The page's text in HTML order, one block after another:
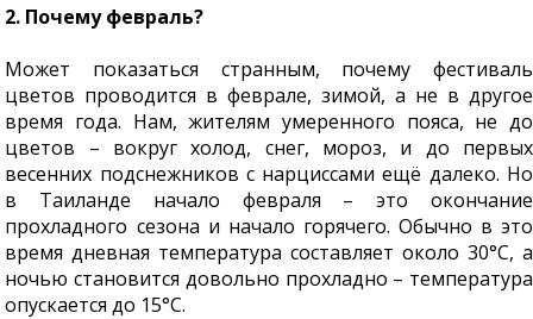
2. Почему февраль?
Может показаться странным, почему фестиваль
цветов проводится в феврале, зимой, а не в другое
время года. Нам, жителям умеренного пояса, не до
цветов – вокруг холод, снег, мороз, и до первых
весенних подснежников с нарциссами ещё далеко. Но
в Таиланде начало февраля – это окончание
прохладного сезона и начало горячего. Обычно в это
время дневная температура составляет около 30°С, а
ночью становится довольно прохладно – температура
опускается до 15°С.